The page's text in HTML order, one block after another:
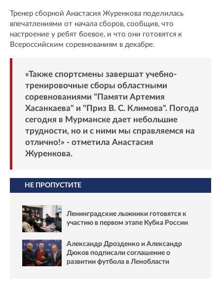
Тренер сборной Анастасия Журенкова поделилась
впечатлениями от начала сборов, сообщив, что
настроение у ребят боевое, и что они готовятся к
Всероссийским соревнованиям в декабре.
«Также спортсмены завершат учебно-
тренировочные сборы областными
соревнованиями "Памяти Артемия
Хасанкаева" и "Приз В. С. Климова". Погода
сегодня в Мурманске дает небольшие
трудности, но и с ними мы справляемся на
отлично!» - отметила Анастасия
Журенкова.
НЕ ПРОПУСТИТЕ
Ленинградские лыжники готовятся к
участию в первом этапе Кубка России
Александр Дрозденко и Александр
Дюков подписали соглашение о
развитии футбола в Ленобласти